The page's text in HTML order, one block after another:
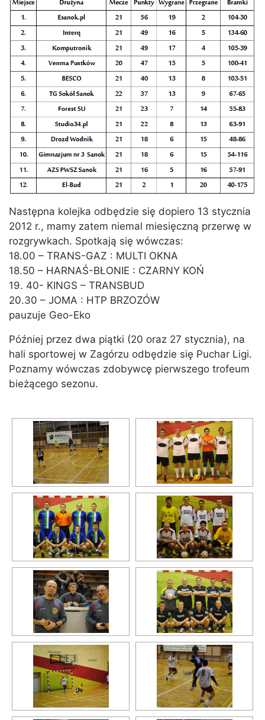
Następna kolejka odbędzie się dopiero 13 stycznia
2012 r., mamy zatem niemal miesięczną przerwę w
rozgrywkach. Spotkają się wówczas:
18.00 – TRANS-GAZ : MULTI OKNA
18.50 – HARNAŚ-BŁONIE : CZARNY KOŃ
19. 40- KINGS – TRANSBUD
20.30 – JOMA : HTP BRZOZÓW
pauzuje Geo-Eko
Później przez dwa piątki (20 oraz 27 stycznia), na
hali sportowej w Zagórzu odbędzie się Puchar Ligi.
Poznamy wówczas zdobywcę pierwszego trofeum
bieżącego sezonu.